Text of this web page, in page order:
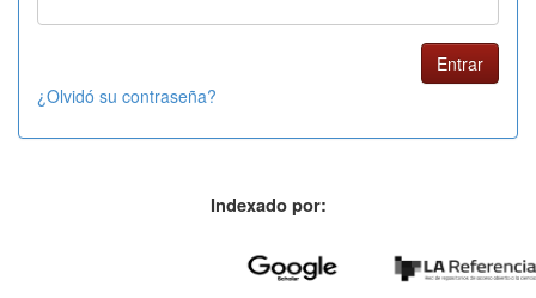
¿Olvidó su contraseña?
Indexado por: